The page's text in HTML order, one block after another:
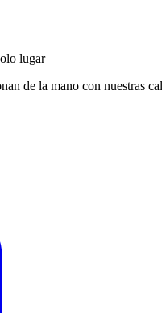
lugar
de la mano con nuestras